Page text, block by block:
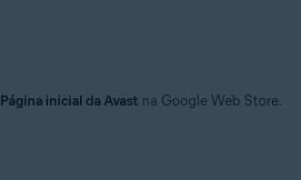
Página inicial da Avast na Google Web Store.